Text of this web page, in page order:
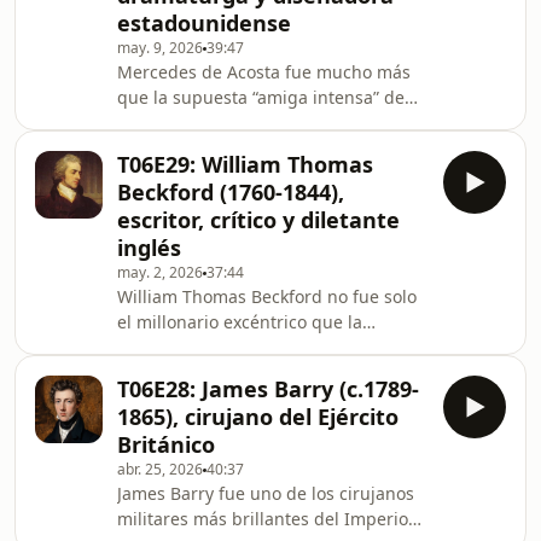
heteronormativa del Hollywood
clásico: un actor camp antes de que
medio mundo aprendiera la palabra,
un hombre rodeado de códigos,
silencios y afectos imposibles de
encaja
estadounidense
may. 9, 202639:47
Mercedes de Acosta fue mucho más
que la supuesta “amiga intensa” de
morbosa. Fue una escritora, dandi
andrógina y mujer queer
extraordinariamente visible para su
tiempo, que vivió amando a otras
mujeres en un mundo empeñado en
llamar enfermedad, capricho o
escándalo a lo que era, sencillamente,
deseo. En este episodio reco
T06E29: William Thomas
Beckford (1760-1844),
escritor, crítico y diletante
inglés
may. 2, 202637:44
William Thomas Beckford no fue solo
el millonario excéntrico que la
miniaturas y ruinas góticas. Fue
también un hombre marcado por el
deseo hacia otros varones en una
Inglaterra que toleraba mejor la
esclavitud que el sexo entre hombres.
En este episodio recorremos su
T06E28: James Barry (c.1789-
1865), cirujano del Ejército
Británico
abr. 25, 202640:37
James Barry fue uno de los cirujanos
militares más brillantes del Imperio